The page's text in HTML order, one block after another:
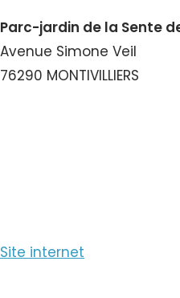
Parc-jardin de la Sente
Avenue Simone Veil
76290 MONTIVILLIERS
Site internet